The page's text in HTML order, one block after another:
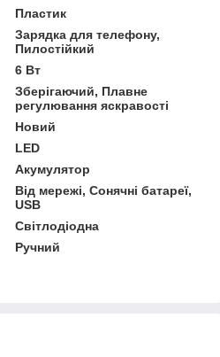
Пластик
Зарядка для телефону,
Пилостійкий
6 Вт
Зберігаючий, Плавне
регулювання яскравості
Новий
LED
Акумулятор
Від мережі, Сонячні батареї,
USB
Світлодіодна
Ручний